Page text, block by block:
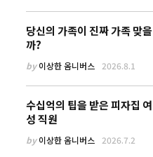
당신의 가족이 진짜 가족 맞을
까?
by이상한 옴니버스 2026.8.1
수십억의 팁을 받은 피자집 여
성 직원
by이상한 옴니버스 2026.7.2